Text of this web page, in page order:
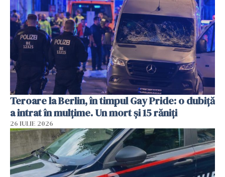
Teroare la Berlin, în timpul Gay Pride: o dubiță
a intrat în mulțime. Un mort și 15 răniți
26 IULIE 2026